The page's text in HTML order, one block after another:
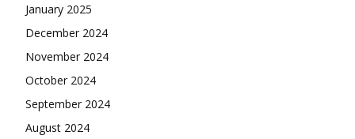
January 2025
December 2024
November 2024
October 2024
September 2024
August 2024